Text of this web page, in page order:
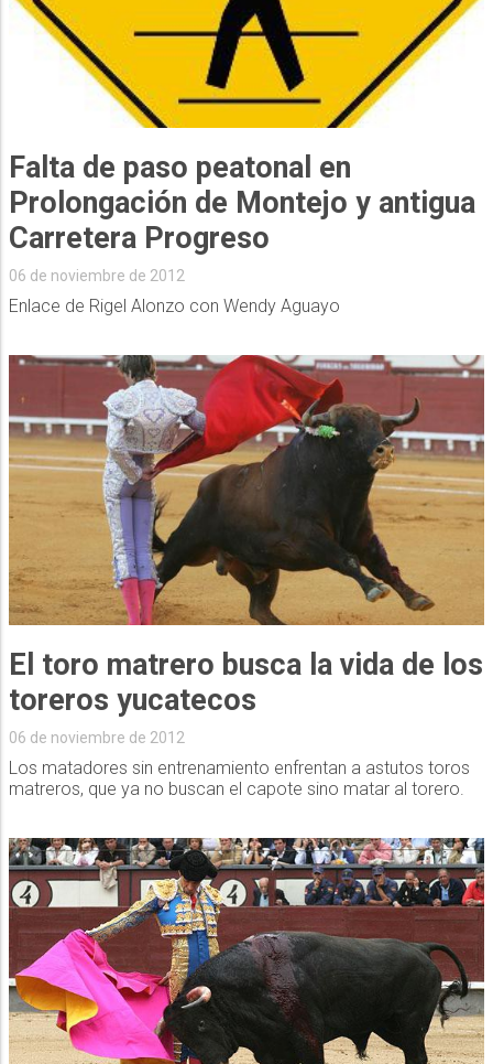
Falta de paso peatonal en
Prolongación de Montejo y antigua
Carretera Progreso
06 de noviembre de 2012
Enlace de Rigel Alonzo con Wendy Aguayo
El toro matrero busca la vida de los
toreros yucatecos
06 de noviembre de 2012
Los matadores sin entrenamiento enfrentan a astutos toros
matreros, que ya no buscan el capote sino matar al torero.